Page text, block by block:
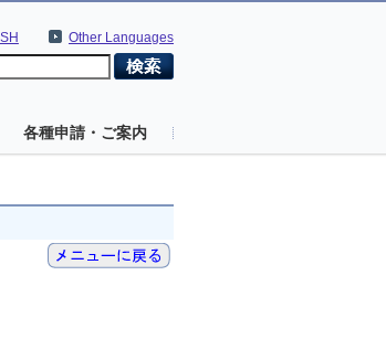
Other Languages
各種申請・ご案内